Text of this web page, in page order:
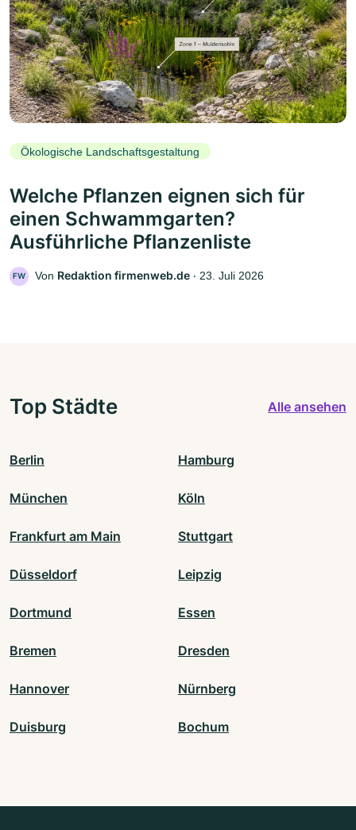
Ökologische Landschaftsgestaltung
Welche Pflanzen eignen sich für
einen Schwammgarten?
Ausführliche Pflanzenliste
FW Von Redaktion firmenweb.de ‧ 23. Juli 2026
Top Städte Alle ansehen
Berlin Hamburg
München Köln
Frankfurt am Main Stuttgart
Düsseldorf Leipzig
Dortmund Essen
Bremen Dresden
Hannover Nürnberg
Duisburg Bochum